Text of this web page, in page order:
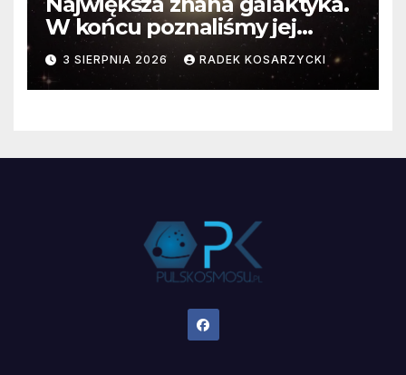
W końcu poznaliśmy jej
faktyczne wymiary
3 SIERPNIA 2026 RADEK KOSARZYCKI